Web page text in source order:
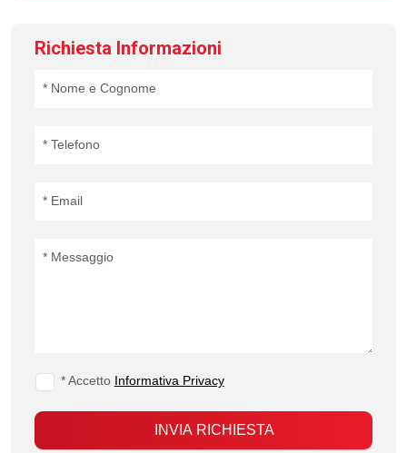
Richiesta Informazioni
* Accetto Informativa Privacy
INVIA RICHIESTA